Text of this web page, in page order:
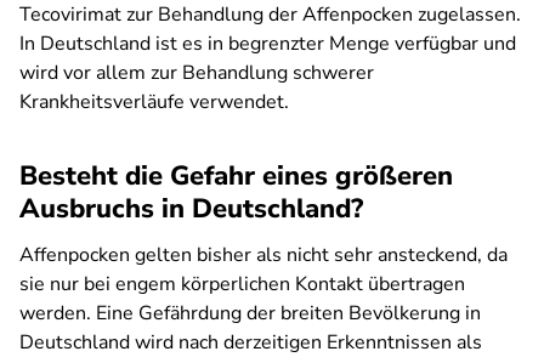
Tecovirimat zur Behandlung der Affenpocken zugelassen.
In Deutschland ist es in begrenzter Menge verfügbar und
wird vor allem zur Behandlung schwerer
Krankheitsverläufe verwendet.
Besteht die Gefahr eines größeren
Ausbruchs in Deutschland?
Affenpocken gelten bisher als nicht sehr ansteckend, da
sie nur bei engem körperlichen Kontakt übertragen
werden. Eine Gefährdung der breiten Bevölkerung in
Deutschland wird nach derzeitigen Erkenntnissen als